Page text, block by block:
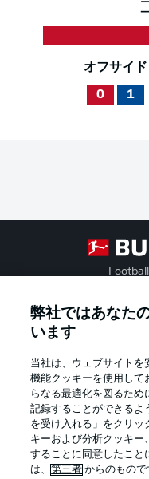
オフサイド
0 1
Official Partners
弊社ではあなた
います
当社は、ウェブサイトを
機能クッキーを使用して
らなる最適化を図るため
記録することができるよ
を受け入れる」をクリッ
キーおよび分析クッキー
することに同意したこと
は、第三者 からのもの